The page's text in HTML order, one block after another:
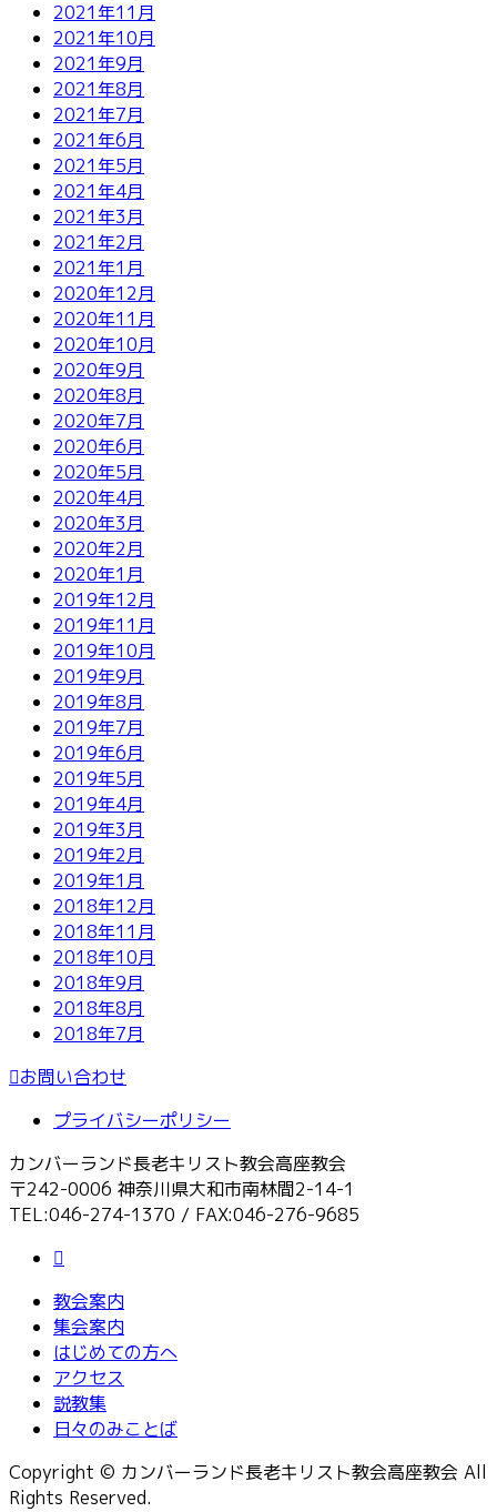
2021年11月
2021年10月
2021年9月
2021年8月
2021年7月
2021年6月
2021年5月
2021年4月
2021年3月
2021年2月
2021年1月
2020年12月
2020年11月
2020年10月
2020年9月
2020年8月
2020年7月
2020年6月
2020年5月
2020年4月
2020年3月
2020年2月
2020年1月
2019年12月
2019年11月
2019年10月
2019年9月
2019年8月
2019年7月
2019年6月
2019年5月
2019年4月
2019年3月
2019年2月
2019年1月
2018年12月
2018年11月
2018年10月
2018年9月
2018年8月
2018年7月
お問い合わせ
プライバシーポリシー
カンバーランド長老キリスト教会高座教会
〒242-0006 神奈川県大和市南林間2-14-1
TEL:046-274-1370 / FAX:046-276-9685
教会案内
集会案内
はじめての方へ
アクセス
説教集
日々のみことば
Copyright © カンバーランド長老キリスト教会高座教会 All
Rights Reserved.